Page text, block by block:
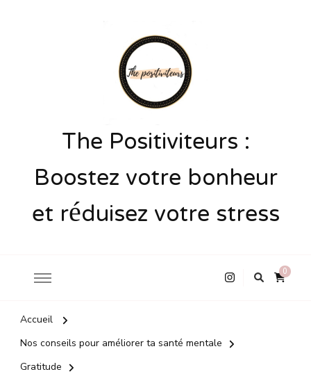
The Positiviteurs :
Boostez votre bonheur
et réduisez votre stress
0
Accueil
Nos conseils pour améliorer ta santé mentale
Gratitude